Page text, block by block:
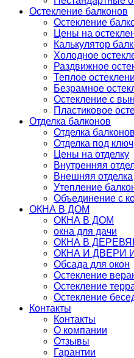
Остекление балконов
Остекление
Цены на
Калькулятор
Холодное
Раздвижное
Теплое
Безрамное
Остекление с
Пластиковое
Отделка балконов
Отделка балконов
Отделка под ключ
Цены на отделку
Внутренняя
Внешняя отделка
Утепление
Объединение с
ОКНА В ДОМ
ОКНА В ДОМ
окна для дачи
ОКНА В
ОКНА И ДВЕРИ
Обсада для окон
Остекление
Остекление
Остекление
Контакты
Контакты
О компании
Отзывы
Гарантии